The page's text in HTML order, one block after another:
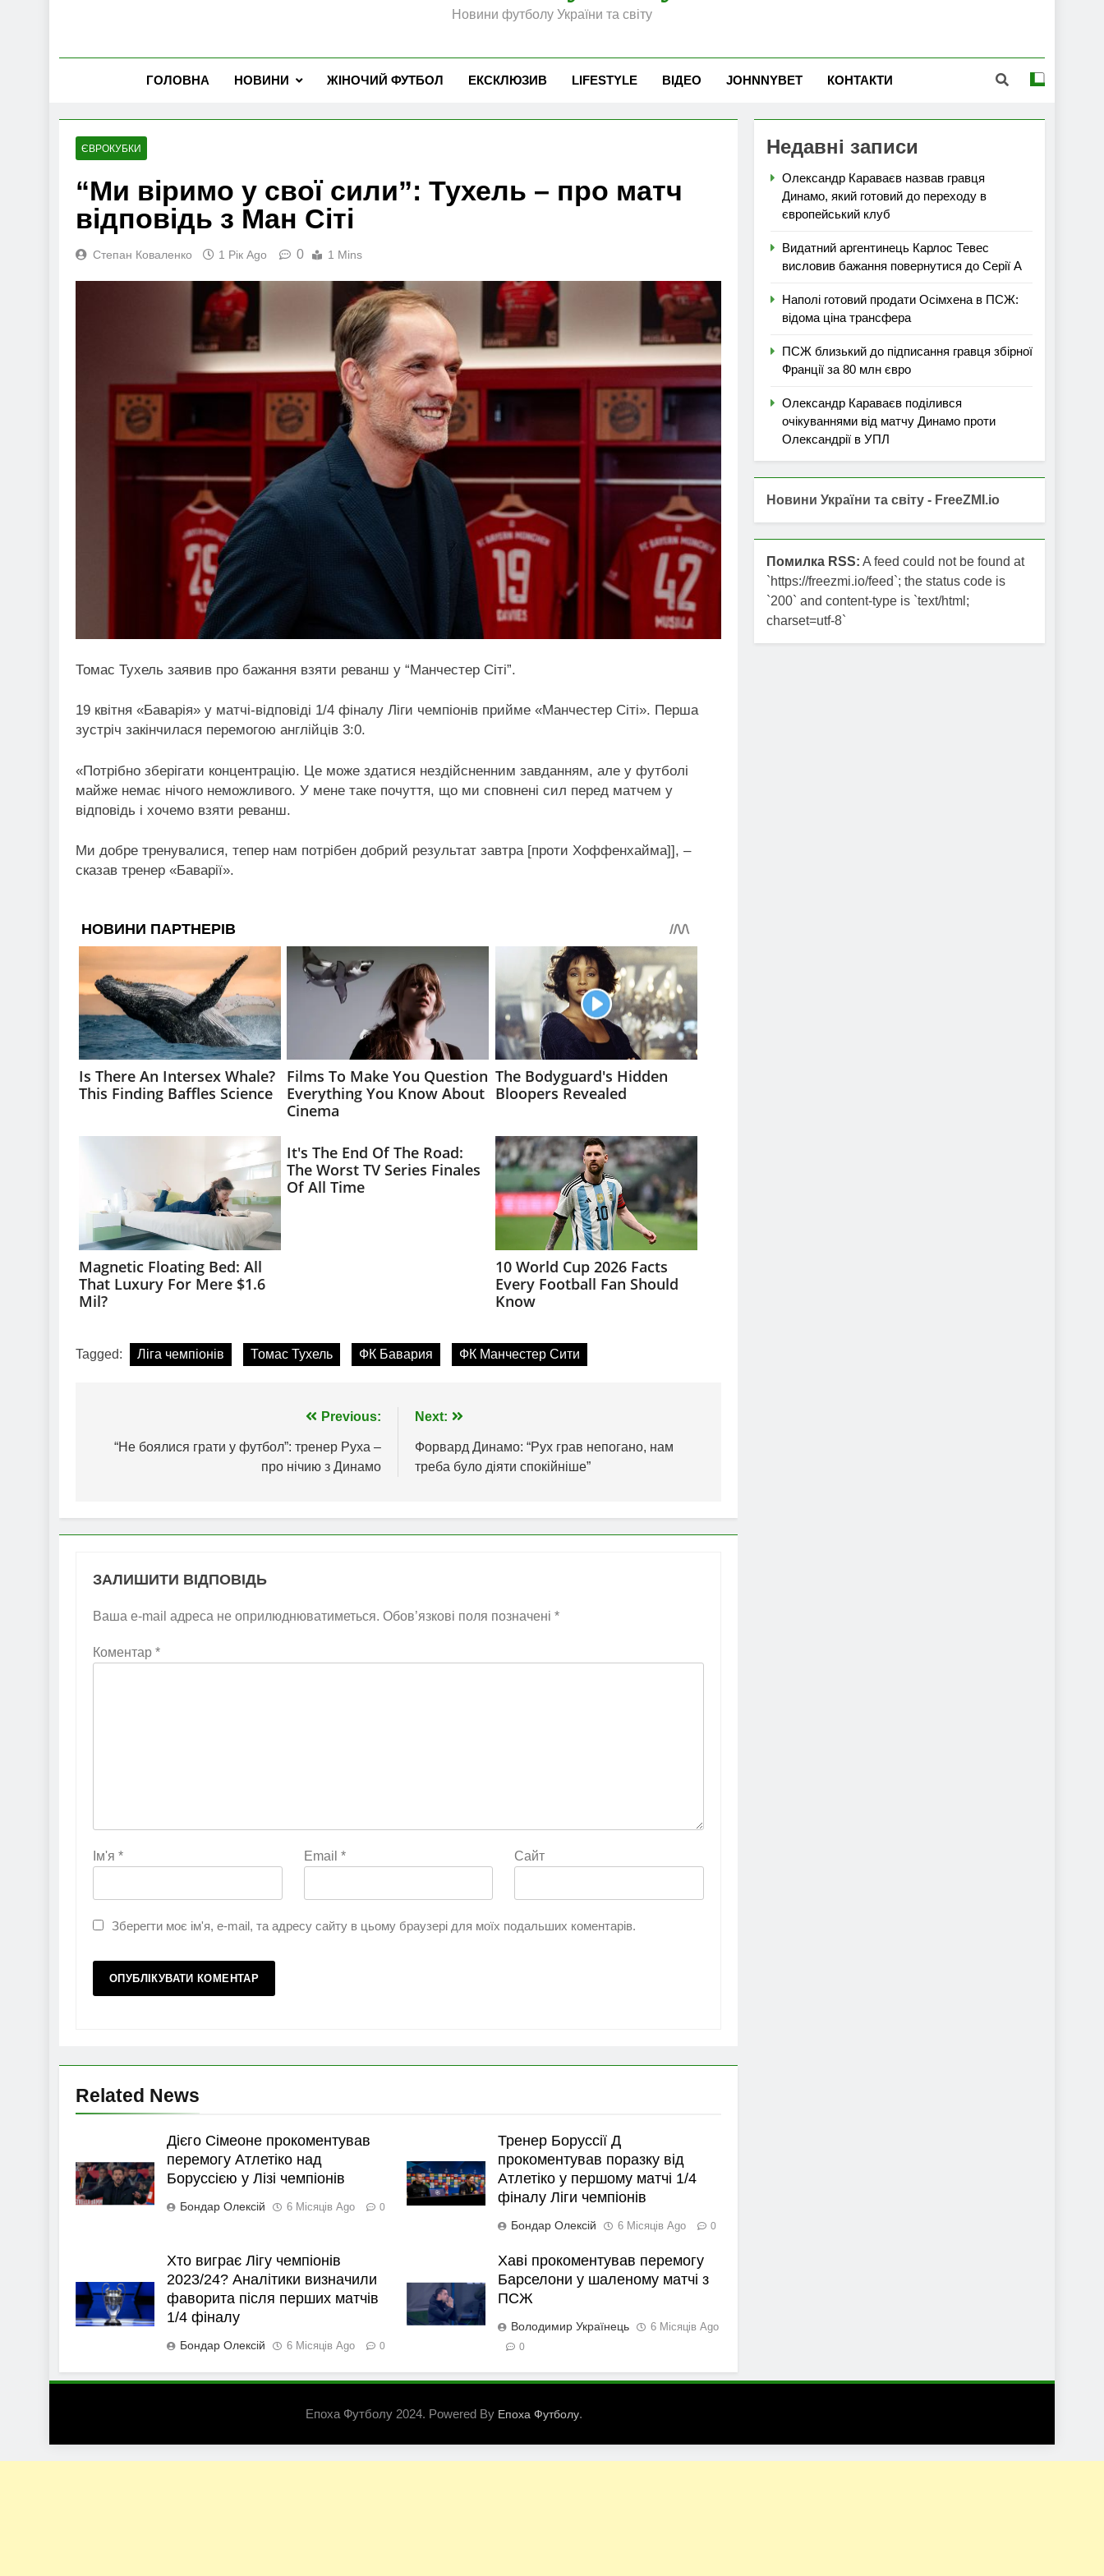
Новини футболу України та світу
ГОЛОВНА НОВИНИ ЖІНОЧИЙ ФУТБОЛ ЕКСКЛЮЗИВ LIFESTYLE ВІДЕО JOHNNYBET КОНТАКТИ
ЄВРОКУБКИ
“Ми віримо у свої сили”: Тухель – про матч
відповідь з Ман Сіті
Степан Коваленко 1 Рік Ago 0 1 Mins
Томас Тухель заявив про бажання взяти реванш у “Манчестер Сіті”.
19 квітня «Баварія» у матчі-відповіді 1/4 фіналу Ліги чемпіонів прийме «Манчестер Сіті». Перша
зустріч закінчилася перемогою англійців 3:0.
«Потрібно зберігати концентрацію. Це може здатися нездійсненним завданням, але у футболі
майже немає нічого неможливого. У мене таке почуття, що ми сповнені сил перед матчем у
відповідь і хочемо взяти реванш.
Ми добре тренувалися, тепер нам потрібен добрий результат завтра [проти Хоффенхайма]], –
сказав тренер «Баварії».
Tagged: Ліга чемпіонів Томас Тухель ФК Бавария ФК Манчестер Сити
записів
Previous:
“Не боялися грати у футбол”: тренер Руха –
про нічию з Динамо
Next:
Форвард Динамо: “Рух грав непогано, нам
треба було діяти спокійніше”
ЗАЛИШИТИ ВІДПОВІДЬ
Ваша e-mail адреса не оприлюднюватиметься. Обов’язкові поля позначені *
Коментар *
Ім'я * Email * Сайт
Зберегти моє ім'я, e-mail, та адресу сайту в цьому браузері для моїх подальших коментарів.
Related News
Дієго Сімеоне прокоментував
перемогу Атлетіко над
Боруссією у Лізі чемпіонів
Бондар Олексій 6 Місяців Ago 0
Тренер Боруссії Д
прокоментував поразку від
Атлетіко у першому матчі 1/4
фіналу Ліги чемпіонів
Бондар Олексій 6 Місяців Ago 0
Хто виграє Лігу чемпіонів
2023/24? Аналітики визначили
фаворита після перших матчів
1/4 фіналу
Бондар Олексій 6 Місяців Ago 0
Хаві прокоментував перемогу
Барселони у шаленому матчі з
ПСЖ
Володимир Українець 6 Місяців Ago
0
Недавні записи
Олександр Караваєв назвав гравця
Динамо, який готовий до переходу в
європейський клуб
Видатний аргентинець Карлос Тевес
висловив бажання повернутися до Серії А
Наполі готовий продати Осімхена в ПСЖ:
відома ціна трансфера
ПСЖ близький до підписання гравця збірної
Франції за 80 млн євро
Олександр Караваєв поділився
очікуваннями від матчу Динамо проти
Олександрії в УПЛ
Новини України та світу - FreeZMI.io
Помилка RSS: A feed could not be found at
`https://freezmi.io/feed`; the status code is
`200` and content-type is `text/html;
charset=utf-8`
Епоха Футболу 2024. Powered By Епоха Футболу.